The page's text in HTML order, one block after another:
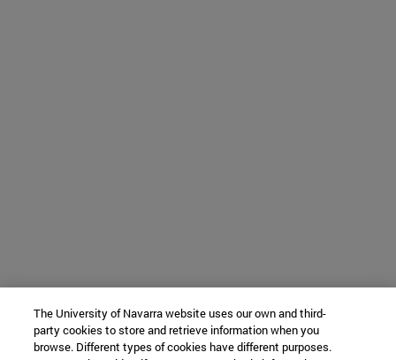
The University of Navarra website uses our own and third-
party cookies to store and retrieve information when you
browse. Different types of cookies have different purposes.